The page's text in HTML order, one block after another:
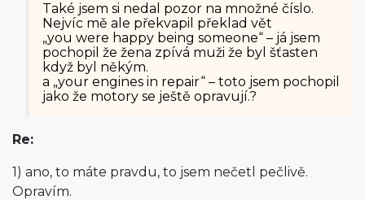
Také jsem si nedal pozor na množné číslo.
Nejvíc mě ale překvapil překlad vět
„you were happy being someone“ – já jsem
pochopil že žena zpívá muži že byl šťasten
když byl někým.
a „your engines in repair“ – toto jsem pochopil
jako že motory se ještě opravují.?
Re:
1) ano, to máte pravdu, to jsem nečetl pečlivě.
Opravím.